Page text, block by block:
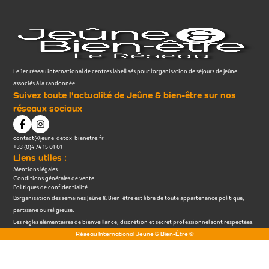
Le 1er réseau international de centres labellisés pour l’organisation de séjours de jeûne
associés à la randonnée
Suivez toute l'actualité de Jeûne & bien-être sur nos
réseaux sociaux
contact@jeune-detox-bienetre.fr
+33 (0)4 74 15 01 01
Liens utiles :
Mentions légales
Conditions générales de vente
Politiques de confidentialité
L’organisation des semaines Jeûne & Bien-être est libre de toute appartenance politique,
partisane ou religieuse.
Les règles élémentaires de bienveillance, discrétion et secret professionnel sont respectées.
Réseau International Jeune & Bien-Être ©